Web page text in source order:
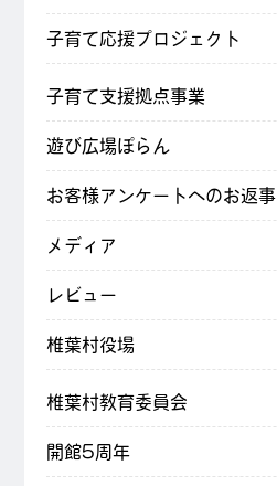
子育て応援プロジェクト
子育て支援拠点事業
遊び広場ぽらん
お客様アンケートへのお返事
メディア
レビュー
椎葉村役場
椎葉村教育委員会
開館5周年